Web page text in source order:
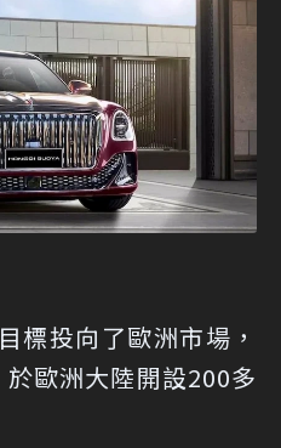
標投向了歐洲市場，
歐洲大陸開設200多